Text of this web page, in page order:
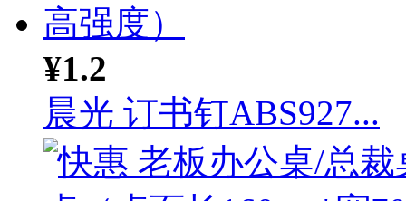
¥1.2
晨光 订书钉ABS927...